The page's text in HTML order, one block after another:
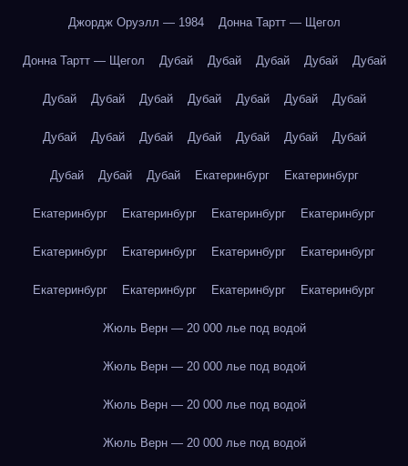
Джордж Оруэлл — 1984 Донна Тартт — Щегол
Донна Тартт — Щегол Дубай Дубай Дубай Дубай Дубай
Дубай Дубай Дубай Дубай Дубай Дубай Дубай
Дубай Дубай Дубай Дубай Дубай Дубай Дубай
Дубай Дубай Дубай Екатеринбург Екатеринбург
Екатеринбург Екатеринбург Екатеринбург Екатеринбург
Екатеринбург Екатеринбург Екатеринбург Екатеринбург
Екатеринбург Екатеринбург Екатеринбург Екатеринбург
Жюль Верн — 20 000 лье под водой
Жюль Верн — 20 000 лье под водой
Жюль Верн — 20 000 лье под водой
Жюль Верн — 20 000 лье под водой